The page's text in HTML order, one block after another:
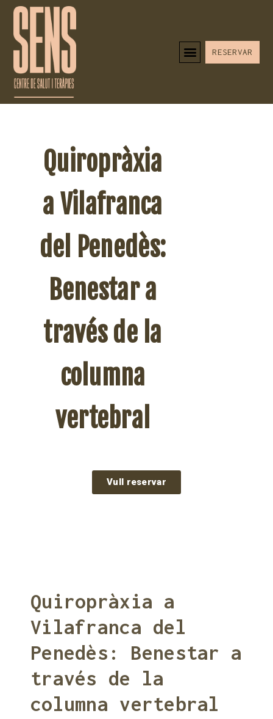
RESERVAR
Quiropràxia
a Vilafranca
del Penedès:
Benestar a
través de la
columna
vertebral
Vull reservar
Quiropràxia a
Vilafranca del
Penedès: Benestar a
través de la
columna vertebral